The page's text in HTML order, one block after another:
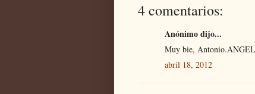
4 comentarios:
Anónimo dijo...
Muy bie,
abril 18, 2012